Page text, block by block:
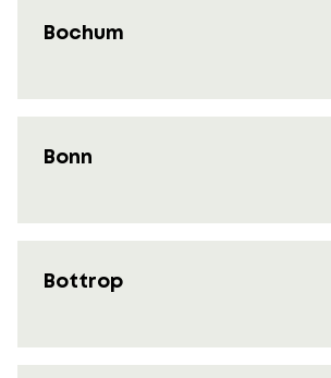
Bochum
Bonn
Bottrop